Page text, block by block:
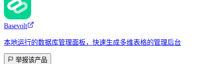
Basevolt
本地运行的数据库管理面板，快速生成多维表格的管理后台
举报该产品